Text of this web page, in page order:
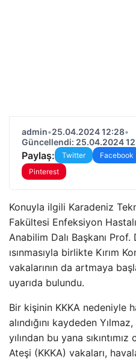
admin•25.04.2024 12:28•
Güncellendi: 25.04.2024
Paylaş: Twitter Facebook
Pinterest
Konuyla ilgili Karadeniz
Fakültesi Enfeksiyon
Anabilim Dalı Başkanı
ısınmasıyla birlikte Kırım
vakalarının da artmaya
uyarıda bulundu.
Bir kişinin KKKA nedeniyle
alındığını kaydeden
yılından bu yana
Ateşi (KKKA) vakaları,